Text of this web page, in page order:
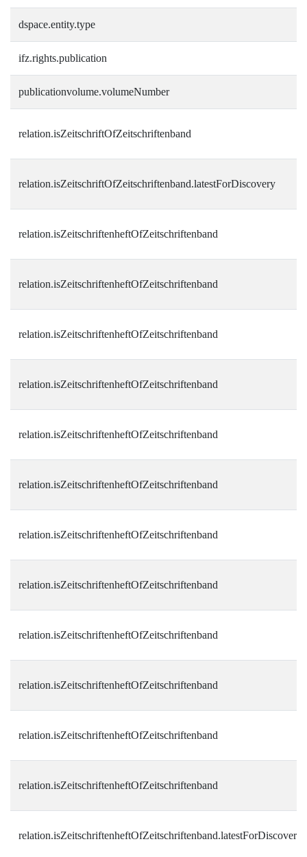
dspace.entity.type
ifz.rights.publication
publicationvolume.volumeNumber
relation.isZeitschriftOfZeitschriftenband
relation.isZeitschriftOfZeitschriftenband.latestForDiscovery
relation.isZeitschriftenheftOfZeitschriftenband
relation.isZeitschriftenheftOfZeitschriftenband
relation.isZeitschriftenheftOfZeitschriftenband
relation.isZeitschriftenheftOfZeitschriftenband
relation.isZeitschriftenheftOfZeitschriftenband
relation.isZeitschriftenheftOfZeitschriftenband
relation.isZeitschriftenheftOfZeitschriftenband
relation.isZeitschriftenheftOfZeitschriftenband
relation.isZeitschriftenheftOfZeitschriftenband
relation.isZeitschriftenheftOfZeitschriftenband
relation.isZeitschriftenheftOfZeitschriftenband
relation.isZeitschriftenheftOfZeitschriftenband
relation.isZeitschriftenheftOfZeitschriftenband.latestForDiscovery